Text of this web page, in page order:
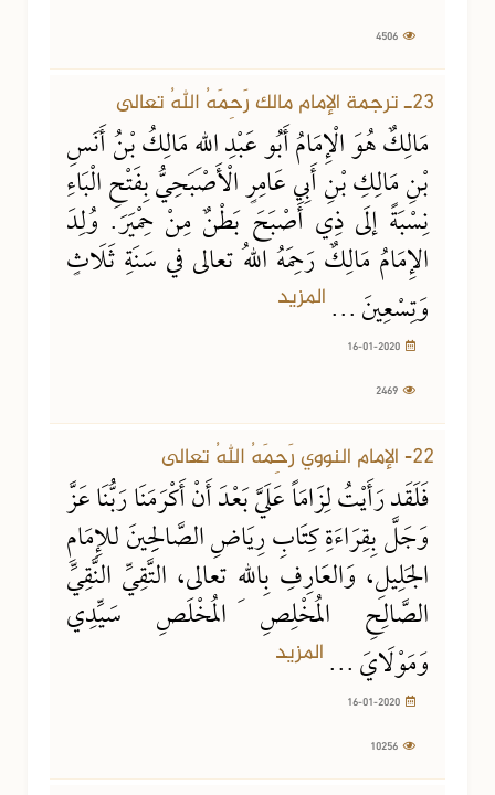
23ـ ترجمة الإمام مالك رَحِمَهُ اللهُ تعالى
مَالِكٌ هُوَ الْإِمَامُ أَبُو عَبْدِ اللهِ مَالِكُ بْنُ أَنَسِ
بْنِ مَالِكِ بْنِ أَبِي عَامِرٍ الْأَصْبَحِيُّ بِفَتْحِ الْبَاءِ
نِسْبَةً إلَى ذِي أَصْبَحَ بَطْنٌ مِنْ حِمْيَرَ. وُلِدَ
الإِمَامُ مَالِكٌ رَحِمَهُ اللهُ تعالى في سَنَةِ ثَلَاثٍ
وَتِسْعِينَ ... المزيد
22- الإمام النووي رَحِمَهُ اللهُ تعالى
فَلَقَد رَأَيْتُ لِزَامَاً عَلَيَّ بَعْدَ أَنْ أَكْرَمَنَا رَبُّنَا عَزَّ
وَجَلَّ بِقِرَاءَةِ كِتَابِ رِيَاضِ الصَّالِحِينَ للإِمَامِ
الجَلِيلِ، وَالعَارِفِ بِاللهِ تعالى، التَّقِيِّ النَّقِيِّ
الصَّالِحِ المُخْلِصِ المُخْلَصِ سَيِّدِي
وَمَوْلَايَ ... المزيد